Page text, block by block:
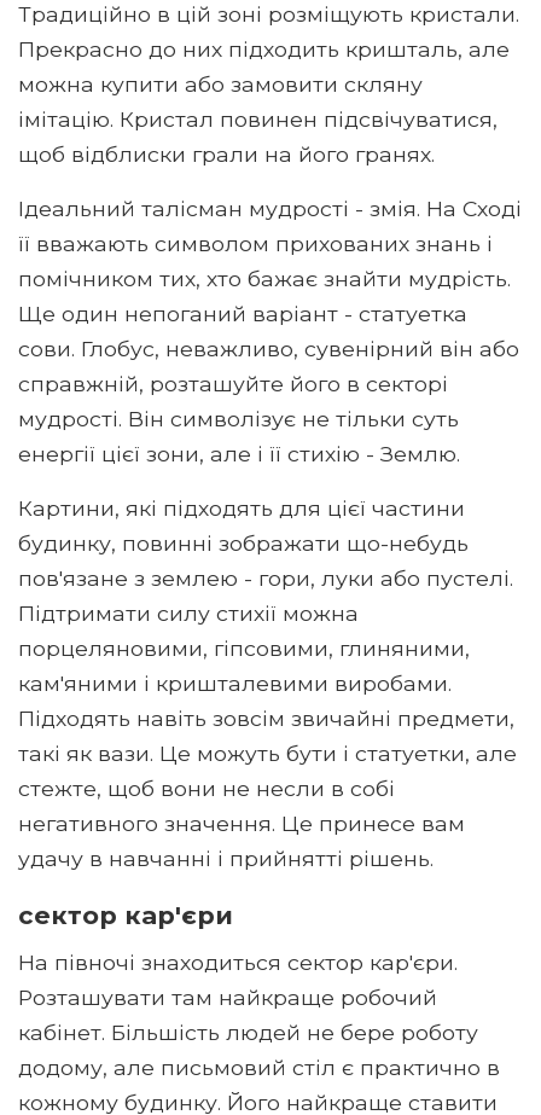
Традиційно в цій зоні розміщують кристали.
Прекрасно до них підходить кришталь, але
можна купити або замовити скляну
імітацію. Кристал повинен підсвічуватися,
щоб відблиски грали на його гранях.
Ідеальний талісман мудрості - змія. На Сході
її вважають символом прихованих знань і
помічником тих, хто бажає знайти мудрість.
Ще один непоганий варіант - статуетка
сови. Глобус, неважливо, сувенірний він або
справжній, розташуйте його в секторі
мудрості. Він символізує не тільки суть
енергії цієї зони, але і її стихію - Землю.
Картини, які підходять для цієї частини
будинку, повинні зображати що-небудь
пов'язане з землею - гори, луки або пустелі.
Підтримати силу стихії можна
порцеляновими, гіпсовими, глиняними,
кам'яними і кришталевими виробами.
Підходять навіть зовсім звичайні предмети,
такі як вази. Це можуть бути і статуетки, але
стежте, щоб вони не несли в собі
негативного значення. Це принесе вам
удачу в навчанні і прийнятті рішень.
сектор кар'єри
На півночі знаходиться сектор кар'єри.
Розташувати там найкраще робочий
кабінет. Більшість людей не бере роботу
додому, але письмовий стіл є практично в
кожному будинку. Його найкраще ставити